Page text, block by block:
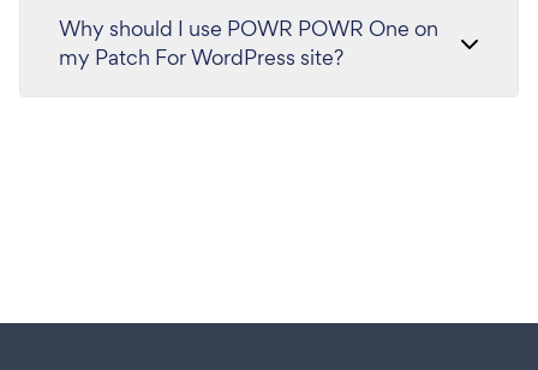
Why should I use POWR POWR One on
my Patch For WordPress site?